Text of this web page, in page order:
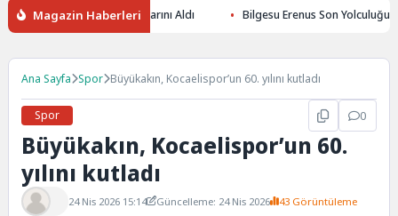
Magazin Haberleri
Yüzücüleri Sertifikalarını Aldı Bilgesu Erenus Son Yolculuğuna
Ana Sayfa Spor Büyükakın, Kocaelispor’un 60. yılını kutladı
Spor 0
Büyükakın, Kocaelispor’un 60.
yılını kutladı
24 Nis 2026 15:14 Güncelleme: 24 Nis 2026
43 Görüntüleme